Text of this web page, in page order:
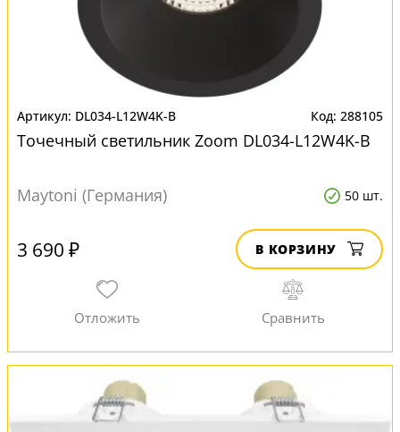
DL034-L12W4K-B 288105
Точечный светильник Zoom DL034-L12W4K-B
Maytoni (Германия) 50 шт.
3 690 ₽ В КОРЗИНУ